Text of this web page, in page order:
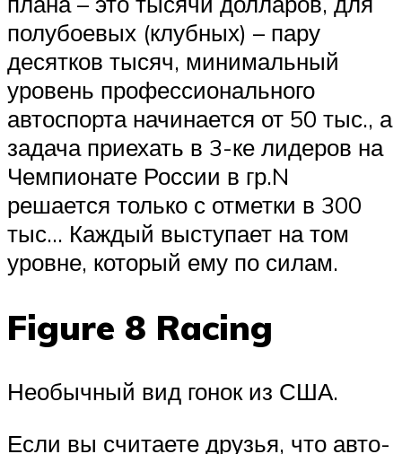
полубоевых (клубных) – пару
десятков тысяч, минимальный
уровень профессионального
автоспорта начинается от 50 тыс., а
задача приехать в 3-ке лидеров на
Чемпионате России в гр.N
решается только с отметки в 300
тыс… Каждый выступает на том
уровне, который ему по силам.
Figure 8 Racing
Необычный вид гонок из США.
Если вы считаете друзья, что авто-